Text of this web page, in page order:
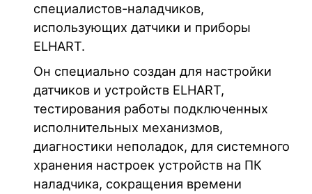
специалистов-наладчиков,
использующих датчики и приборы
ELHART.
Он специально создан для настройки
датчиков и устройств ELHART,
тестирования работы подключенных
исполнительных механизмов,
диагностики неполадок, для системного
хранения настроек устройств на ПК
наладчика, сокращения времени